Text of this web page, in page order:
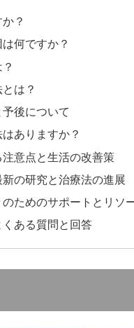
？
何ですか？
は？
後について
ありますか？
意点と生活の改善策
の研究と治療法の進展
ためのサポートとリソ
ある質問と回答